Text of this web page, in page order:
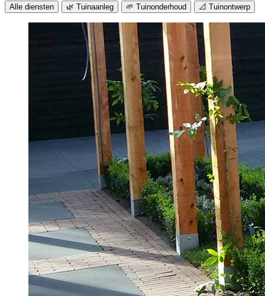
Alle diensten 🌿 Tuinaanleg 🌱 Tuinonderhoud 📐 Tuinontwerp